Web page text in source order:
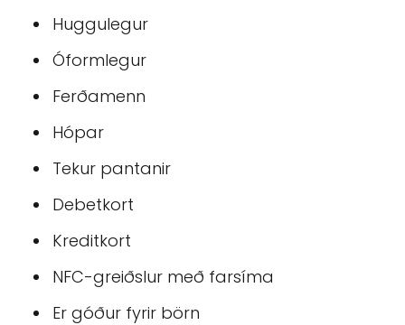
Huggulegur
Óformlegur
Ferðamenn
Hópar
Tekur pantanir
Debetkort
Kreditkort
NFC-greiðslur með farsíma
Er góður fyrir börn